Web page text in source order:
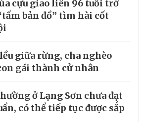
cựu giao liên 96 tuổi trở
bản đồ” tìm hài cốt
giữa rừng, cha nghèo
gái thành cử nhân
ở Lạng Sơn chưa đạt
có thể tiếp tục được sắp